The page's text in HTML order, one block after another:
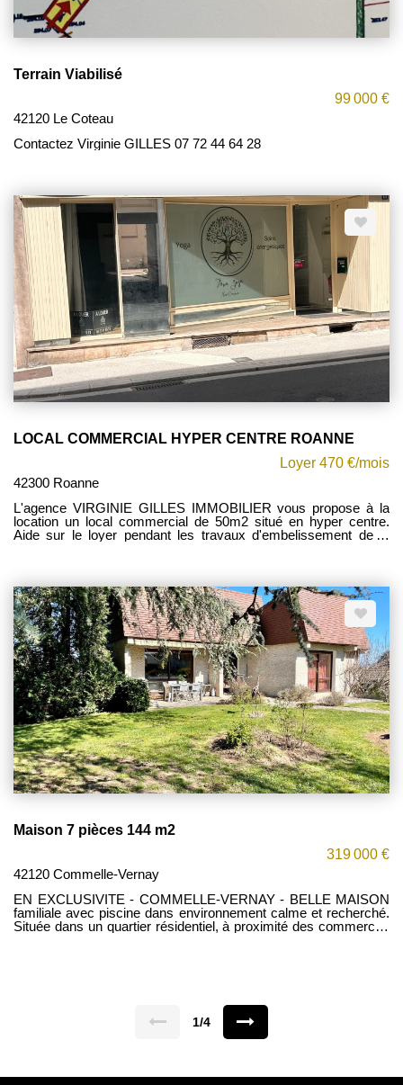
Terrain Viabilisé
99 000 €
42120 Le Coteau
Contactez Virginie GILLES 07 72 44 64 28
LOCAL COMMERCIAL HYPER CENTRE ROANNE
Loyer 470 €/mois
42300 Roanne
L'agence VIRGINIE GILLES IMMOBILIER vous propose à la
location un local commercial de 50m2 situé en hyper centre.
Aide sur le loyer pendant les travaux d'embelissement de la
au 0677419573 État des risques et pollutions les informations
sur les risques auxquels ce bien est exposé sont disponibles
sur le site Géorisques: www.georisques.gouv.fr
Maison 7 pièces 144 m2
319 000 €
42120 Commelle-Vernay
EN EXCLUSIVITE - COMMELLE-VERNAY - BELLE MAISON
familiale avec piscine dans environnement calme et recherché.
Située dans un quartier résidentiel, à proximité des commerces
portails motorisés Extérieurs : - Terrain entièrement clos et
1/4